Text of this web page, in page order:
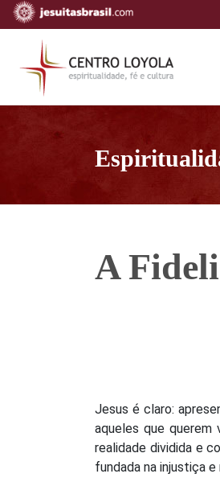
A
Jesus é claro:
aqueles que
realidade dividida e
fundada na injustiça e